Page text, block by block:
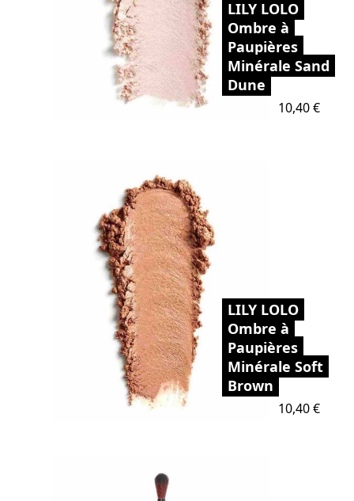
LILY LOLO
Ombre à
Paupières
Minérale Sand
Dune
Prix
10,40 €
LILY LOLO
Ombre à
Paupières
Minérale Soft
Brown
Prix
10,40 €